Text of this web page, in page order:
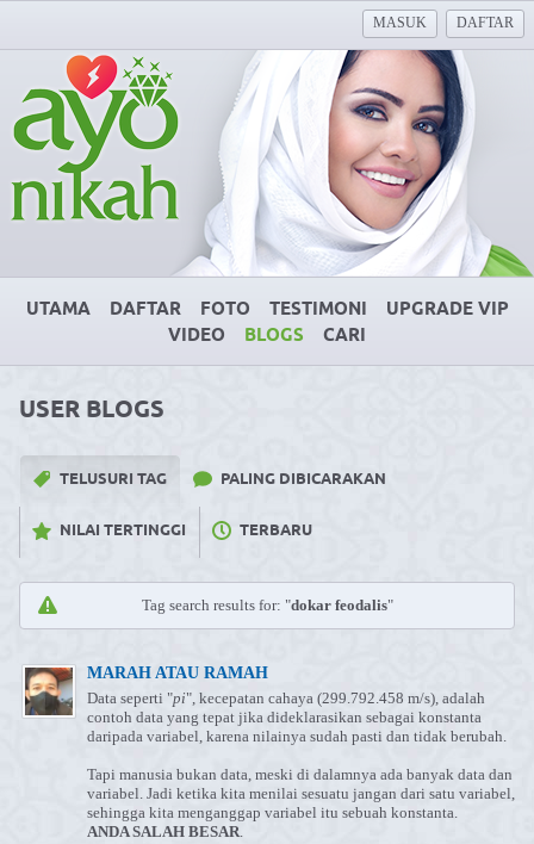
MASUK DAFTAR
UTAMA DAFTAR FOTO TESTIMONI
UPGRADE VIP
VIDEO
BLOGS CARI
USER BLOGS
TELUSURI TAG PALING DIBICARAKAN
NILAI TERTINGGI TERBARU
Tag search results for: "dokar feodalis"
MARAH ATAU RAMAH
Data seperti "pi", kecepatan cahaya (299.792.458 m/s), adalah
contoh data yang tepat jika dideklarasikan sebagai konstanta
daripada variabel, karena nilainya sudah pasti dan tidak berubah.
Tapi manusia bukan data, meski di dalamnya ada banyak data dan
variabel. Jadi ketika kita menilai sesuatu jangan dari satu variabel,
sehingga kita menganggap variabel itu sebuah konstanta.
ANDA SALAH BESAR.